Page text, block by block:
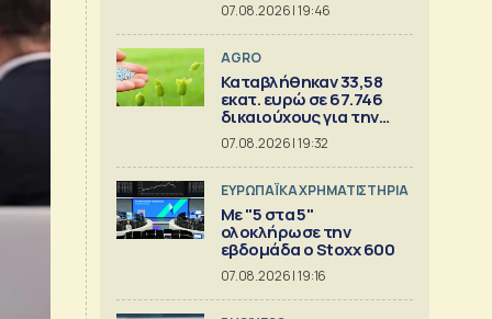
07.08.2026 | 19:46
AGRO
Καταβλήθηκαν 33,58
εκατ. ευρώ σε 67.746
δικαιούχους για την
αγορά λιπασμάτων
07.08.2026 | 19:32
ΕΥΡΩΠΑΪΚΑ ΧΡΗΜΑΤΙΣΤΗΡΙΑ
Με "5 στα 5"
ολοκλήρωσε την
εβδομάδα ο Stoxx 600
07.08.2026 | 19:16